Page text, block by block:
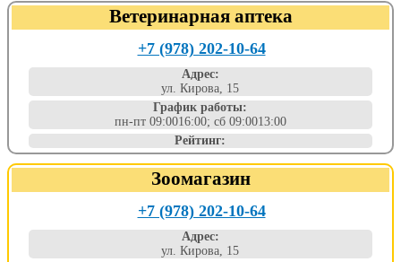
Ветеринарная аптека
+7 (978) 202-10-64
Адрес:
ул. Кирова, 15
График работы:
пн-пт 09:0016:00; сб 09:0013:00
Рейтинг:
Зоомагазин
+7 (978) 202-10-64
Адрес:
ул. Кирова, 15